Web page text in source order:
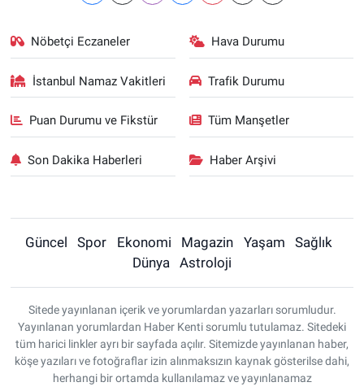
Nöbetçi Eczaneler Hava Durumu
İstanbul Namaz Vakitleri Trafik Durumu
Puan Durumu ve Fikstür Tüm Manşetler
Son Dakika Haberleri Haber Arşivi
Güncel Spor Ekonomi Magazin Yaşam
Sağlık
Dünya
Astroloji
Sitede yayınlanan içerik ve yorumlardan yazarları sorumludur.
Yayınlanan yorumlardan Haber Kenti sorumlu tutulamaz. Sitedeki
tüm harici linkler ayrı bir sayfada açılır. Sitemizde yayınlanan haber,
köşe yazıları ve fotoğraflar izin alınmaksızın kaynak gösterilse dahi,
herhangi bir ortamda kullanılamaz ve yayınlanamaz